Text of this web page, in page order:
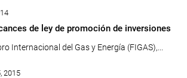
de ley de promoción de inversiones
Internacional del Gas y Energía (FIGAS),...
2015